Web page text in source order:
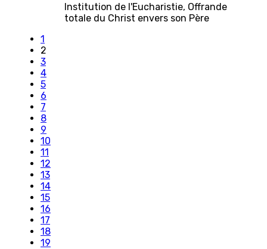
Institution de l'Eucharistie, Offrande
totale du Christ envers son Père
1
2
3
4
5
6
7
8
9
10
11
12
13
14
15
16
17
18
19